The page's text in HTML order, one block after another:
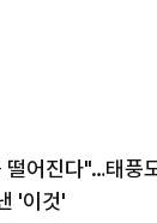
떨어진다"…태풍
'이것'